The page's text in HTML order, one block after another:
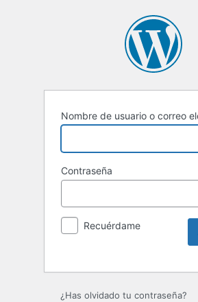
Nombre de usuario o correo
Contraseña
Recuérdame
¿Has olvidado tu contraseña?